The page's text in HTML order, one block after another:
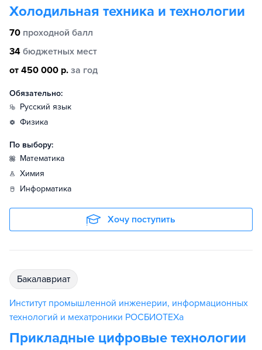
Холодильная техника и технологии
70 проходной балл
34 бюджетных мест
от 450 000 р. за год
Обязательно:
русский язык
физика
По выбору:
математика
химия
информатика
Хочу поступить
бакалавриат
Институт промышленной инженерии, информационных
технологий и мехатроники РОСБИОТЕХа
Прикладные цифровые технологии